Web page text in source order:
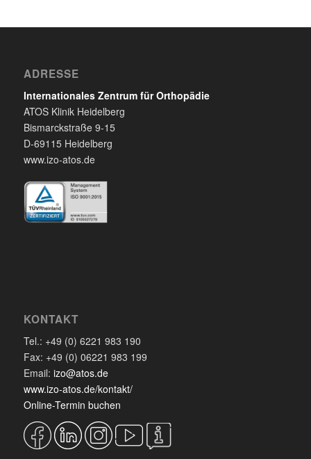
ADRESSE
Internationales Zentrum für Orthopädie
ATOS Klinik Heidelberg
Bismarckstraße 9-15
D-69115 Heidelberg
www.izo-atos.de
KONTAKT
Tel.: +49 (0) 6221 983 190
Fax: +49 (0) 06221 983 199
Email: izo@atos.de
www.izo-atos.de/kontakt/
Online-Termin buchen